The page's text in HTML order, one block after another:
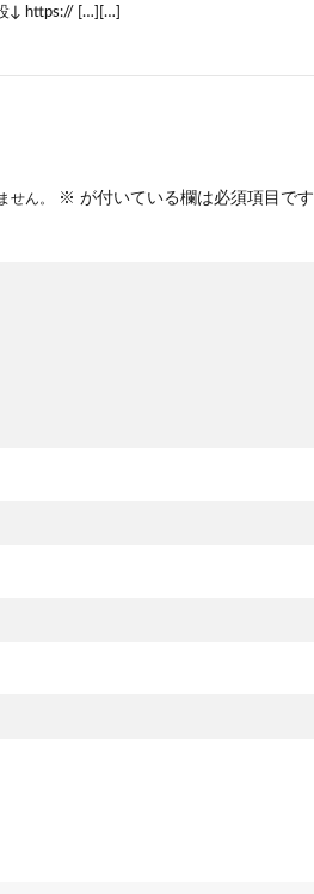
↓ https:// […][…]
せん。 ※ が付いている欄は必須項目です